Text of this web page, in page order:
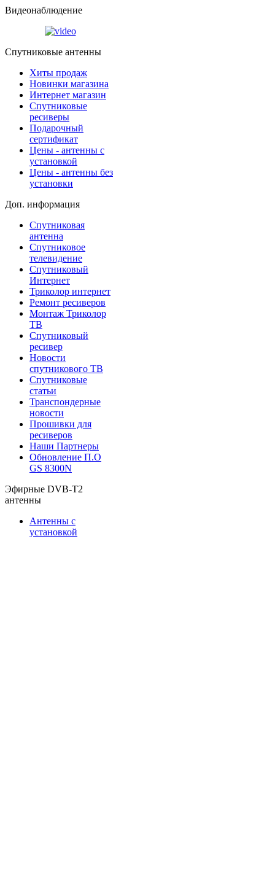
Видеонаблюдение
Спутниковые антенны
Хиты продаж
Новинки магазина
Интернет магазин
Спутниковые
ресиверы
Подарочный
сертификат
Цены - антенны с
установкой
Цены - антенны без
установки
Доп. информация
Спутниковая
антенна
Спутниковое
телевидение
Спутниковый
Интернет
Триколор интернет
Ремонт ресиверов
Монтаж Триколор
ТВ
Спутниковый
ресивер
Новости
спутникового ТВ
Спутниковые
статьи
Транспондерные
новости
Прошивки для
ресиверов
Наши Партнеры
Обновление П.О
GS 8300N
Эфирные DVB-T2
антенны
Антенны с
установкой